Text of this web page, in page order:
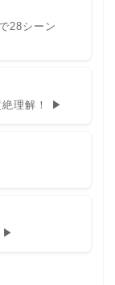
28シーン
絶理解！ ▶
▶